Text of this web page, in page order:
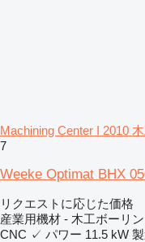
Machining Center I 2010
7
Weeke Optimat BHX
リクエストに応じた価格
産業用機材 - 木工ボーリ
CNC ✓ パワー 11.5 kW